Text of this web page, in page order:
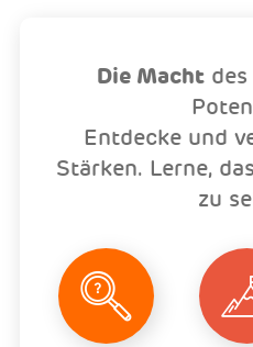
Die Machtdes
Entdecke und
Stärken. Lerne,
zu